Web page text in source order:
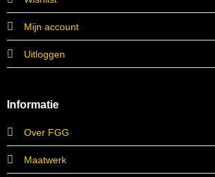
Mijn account
Uitloggen
Informatie
Over FGG
Maatwerk